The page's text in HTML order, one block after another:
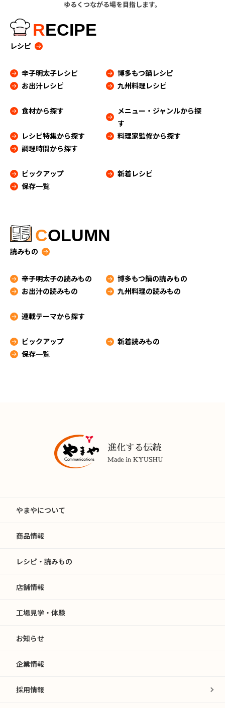
ゆるくつながる場を目指します。
RECIPE
レシピ
辛子明太子レシピ
博多もつ鍋レシピ
お出汁レシピ
九州料理レシピ
食材から探す
メニュー・ジャンルから探
す
レシピ特集から探す
料理家監修から探す
調理時間から探す
ピックアップ
新着レシピ
保存一覧
COLUMN
読みもの
辛子明太子の読みもの
博多もつ鍋の読みもの
お出汁の読みもの
九州料理の読みもの
連載テーマから探す
ピックアップ
新着読みもの
保存一覧
やまやについて
商品情報
レシピ・読みもの
店舗情報
工場見学・体験
お知らせ
企業情報
採用情報